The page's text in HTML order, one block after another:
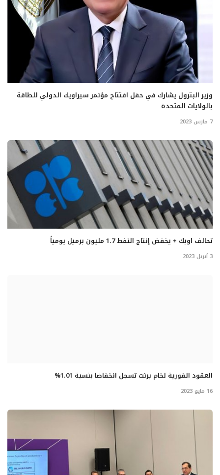
وزير البترول يشارك في حفل افتتاح مؤتمر سيراويك الدولي للطاقة
بالولايات المتحدة
7 مارس 2023
تحالف اوبك + يخفض إنتاج النفط 1.7 مليون برميل يومياً
3 أبريل 2023
العقود الفورية لخام برنت تسجل انخفاضا بنسبة 1.01%
16 مايو 2023